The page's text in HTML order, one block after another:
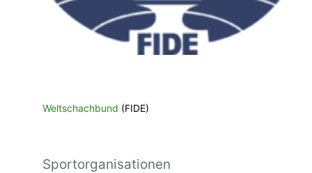
Weltschachbund (FIDE)
Sportorganisationen